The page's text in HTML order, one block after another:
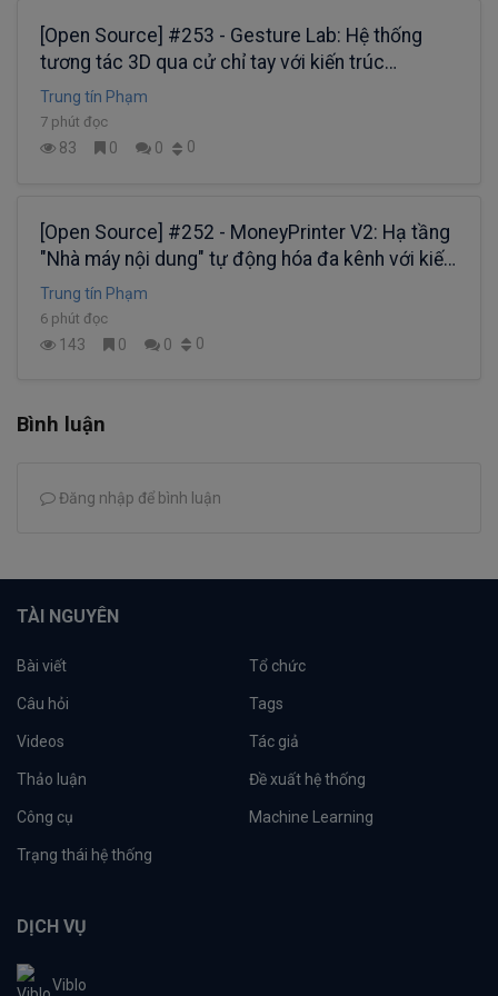
[Open Source] #253 - Gesture Lab: Hệ thống
tương tác 3D qua cử chỉ tay với kiến trúc
Three.js, MediaPipe AI và cơ chế điều phối vật lý
Rapier3D trên trình duyệt
Trung tín Phạm
7 phút đọc
83 0 0 0
[Open Source] #252 - MoneyPrinter V2: Hạ tầng
"Nhà máy nội dung" tự động hóa đa kênh với kiến
trúc Python, Ollama AI và quy trình sản xuất
video AI khép kín
Trung tín Phạm
6 phút đọc
143 0 0 0
Bình luận
Đăng nhập để bình luận
TÀI NGUYÊN
Bài viết Tổ chức
Câu hỏi Tags
Videos Tác giả
Thảo luận Đề xuất hệ thống
Công cụ Machine Learning
Trạng thái hệ thống
DỊCH VỤ
Viblo